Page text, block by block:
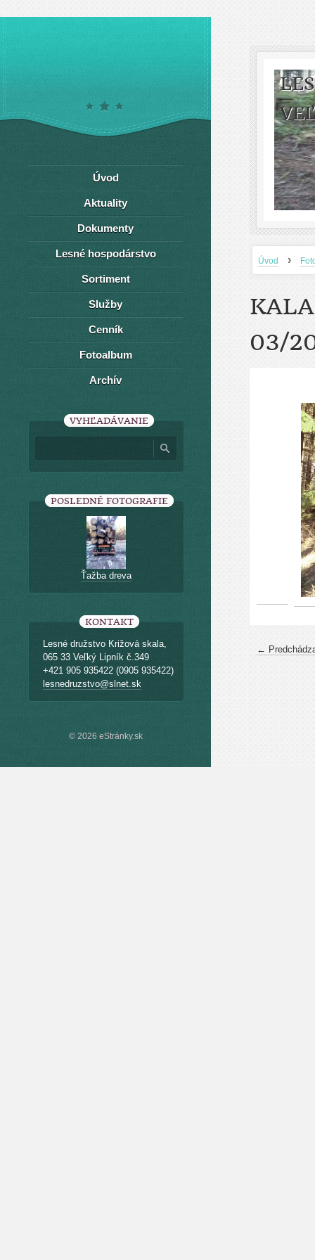
Úvod ›
03/
←
Úvod
Aktuality
Dokumenty
Lesné hospodárstvo
Sortiment
Služby
Cenník
Fotoalbum
Archív
VYHĽADÁVANIE
POSLEDNÉ FOTOGRAFIE
Ťažba dreva
KONTAKT
Lesné družstvo Križová skala,
065 33 Veľký Lipník č.349
+421 905 935422 (0905 935422)
lesnedruzstvo@slnet.sk
© 2026 eStránky.sk